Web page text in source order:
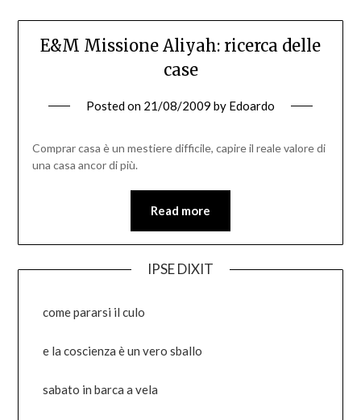
E&M Missione Aliyah: ricerca delle
case
Posted on 21/08/2009 by Edoardo
Comprar casa è un mestiere difficile, capire il reale valore di
una casa ancor di più.
Read more
IPSE DIXIT
come pararsi il culo
e la coscienza è un vero sballo
sabato in barca a vela